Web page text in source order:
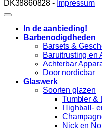
DK38860828 - Impressum
In de aanbieding!
Barbenodigdheden
Barsets &
Baruitrusting en
Achterbar
Door nordicbar
Glaswerk
Soorten glazen
Tumbler &
Highball-
Nick en